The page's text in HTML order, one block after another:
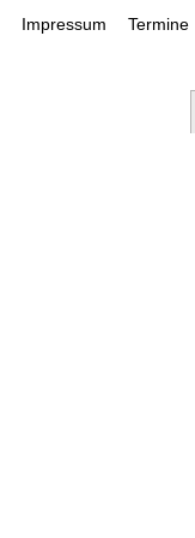
Impressum Termine